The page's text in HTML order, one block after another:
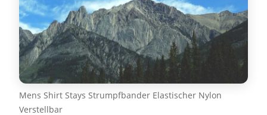
Mens Shirt Stays Strumpfbander Elastischer Nylon
Verstellbar